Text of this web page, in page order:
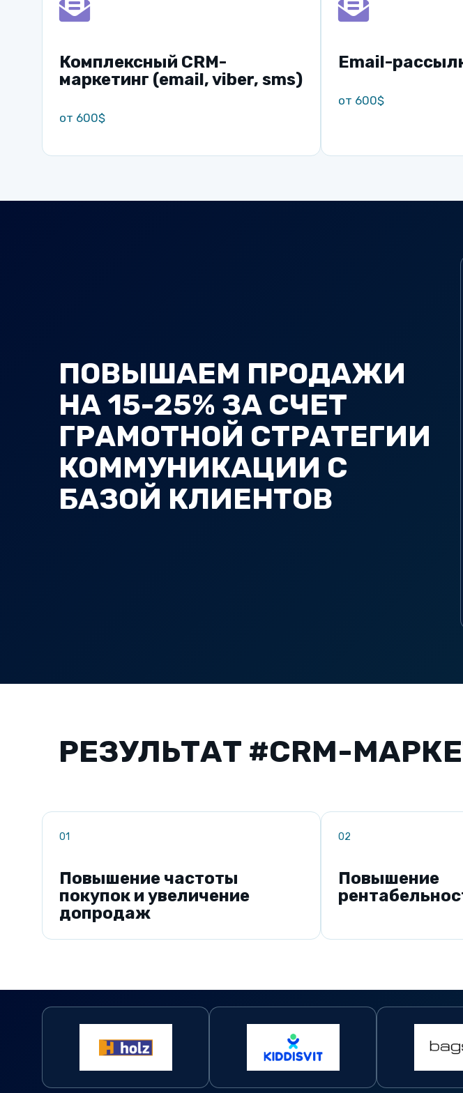
Комплексный CRM-
маркетинг (email, viber, sms)
от 600$
Email-
от 600$
ПОВЫШАЕМ ПРОДАЖИ
НА 15-25% ЗА СЧЕТ
ГРАМОТНОЙ СТРАТЕГИИ
КОММУНИКАЦИИ С
БАЗОЙ КЛИЕНТОВ
РЕЗУЛЬТАТ #CRM-
01
Повышение частоты
покупок и увеличение
допродаж
02
Повышение